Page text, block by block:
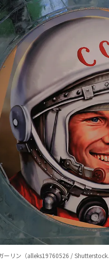
ーリン（alleks19760526 /